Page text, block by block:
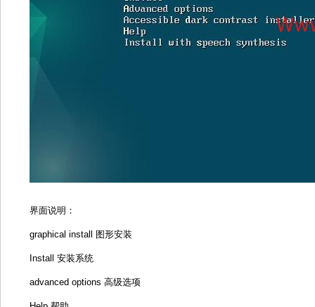
界面说明：
graphical install 图形安装
Install 安装系统
advanced options 高级选项